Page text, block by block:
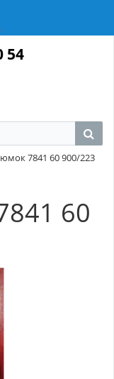
54
7841 60 900/223
60